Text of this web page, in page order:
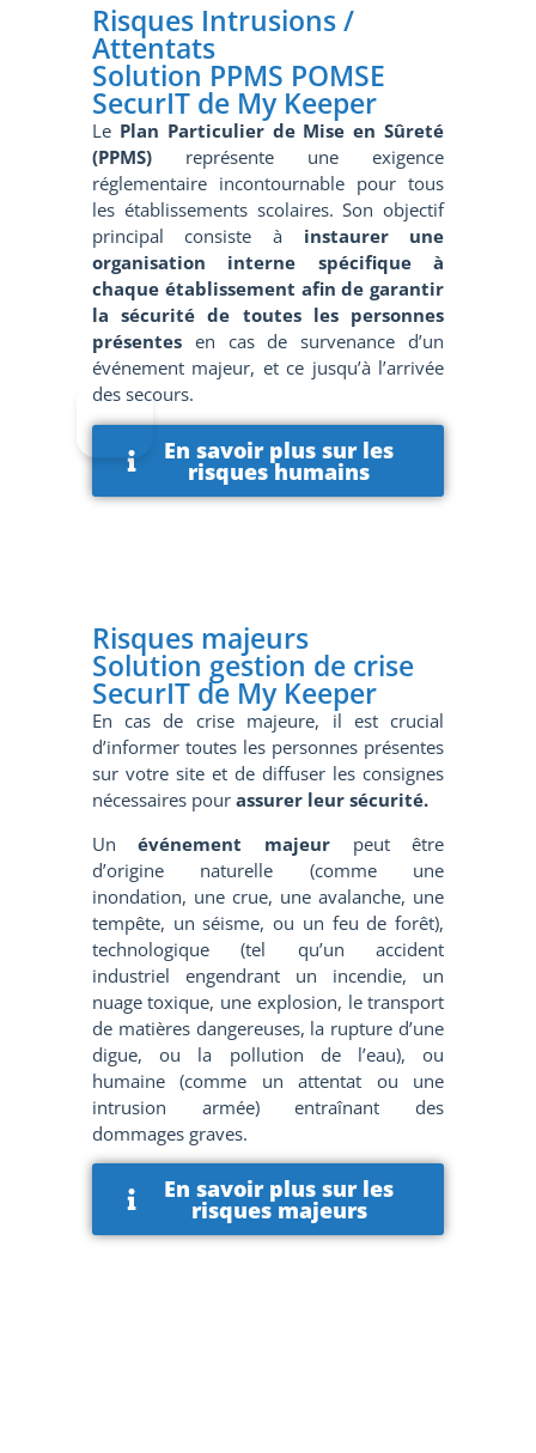
Risques Intrusions /
Attentats
Solution PPMS POMSE
SecurIT de My Keeper
Le Plan Particulier de Mise en Sûreté
(PPMS)représente une exigence
réglementaire incontournable pour tous
les établissements scolaires. Son objectif
principal consiste à instaurer une
organisation interne spécifique à
chaque établissement afin de garantir
la sécurité de toutes les personnes
présentesen cas de survenance d’un
événement majeur, et ce jusqu’à l’arrivée
des secours.
En savoir plus sur les
risques humains
Risques majeurs
Solution gestion de crise
SecurIT de My Keeper
En cas de crise majeure, il est crucial
d’informer toutes les personnes présentes
sur votre site et de diffuser les consignes
nécessaires pour assurer leur sécurité.
Unévénement majeur peut être
d’origine naturelle (comme une
inondation, une crue, une avalanche, une
tempête, un séisme, ou un feu de forêt),
technologique (tel qu’un accident
industriel engendrant un incendie, un
nuage toxique, une explosion, le transport
de matières dangereuses, la rupture d’une
digue, ou la pollution de l’eau), ou
humaine (comme un attentat ou une
intrusion armée) entraînant des
dommages graves.
En savoir plus sur les
risques majeurs